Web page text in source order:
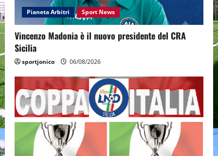
Pianeta Arbitri Sport News
Vincenzo Madonia è il nuovo presidente del CRA
Sicilia
sportjonico 06/08/2026